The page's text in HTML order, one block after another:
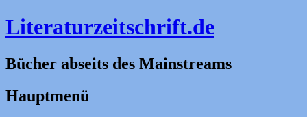
Literaturzeitschrift.de
Bücher abseits des Mainstreams
Hauptmenü